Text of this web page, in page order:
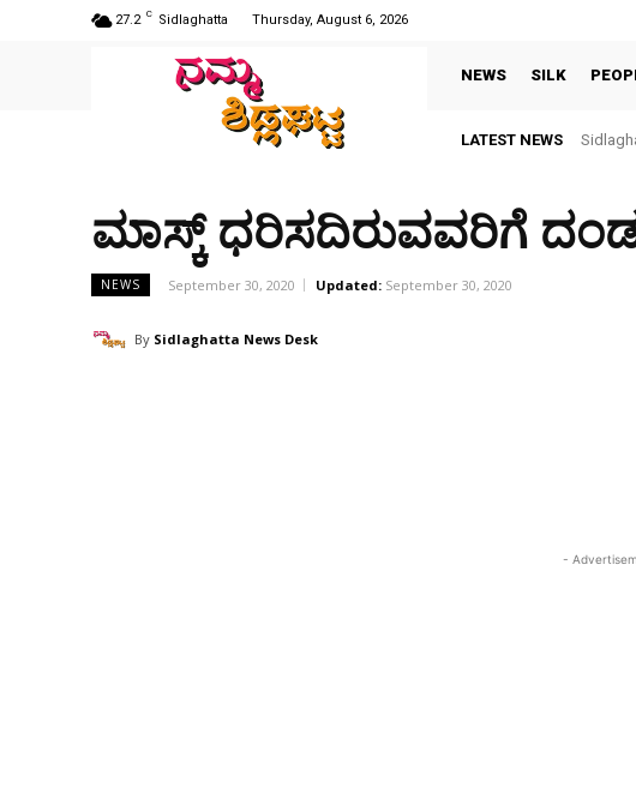
27.2 C Sidlaghatta Thursday, August 6, 2026
NEWS SILK
LATEST NEWS
ಮಾಸ್ಕ್ ಧರಿಸದಿರುವವರಿಗೆ
NEWS September 30, 2020 Updated: September 30, 2020
By Sidlaghatta News Desk
-